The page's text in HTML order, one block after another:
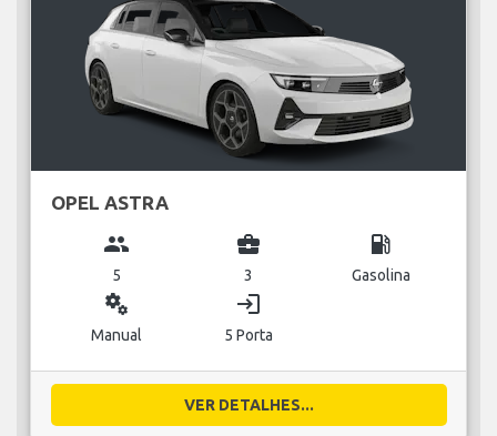
OPEL ASTRA
group
5
business_center
3
local_gas_station
Gasolina
miscellaneous_services
Manual
login
5 Porta
VER DETALHES...